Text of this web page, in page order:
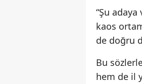
“Şu
kaos
de doğru
Bu
hem de il